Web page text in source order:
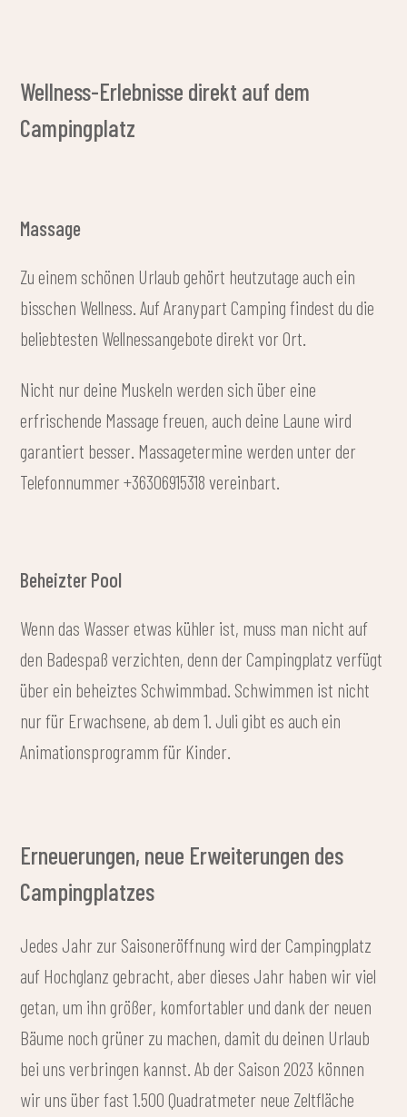
Wellness-Erlebnisse direkt auf dem
Campingplatz
Massage
Zu einem schönen Urlaub gehört heutzutage auch ein
bisschen Wellness. Auf Aranypart Camping findest du die
beliebtesten Wellnessangebote direkt vor Ort.
Nicht nur deine Muskeln werden sich über eine
erfrischende Massage freuen, auch deine Laune wird
garantiert besser. Massagetermine werden unter der
Telefonnummer +36306915318 vereinbart.
Beheizter Pool
Wenn das Wasser etwas kühler ist, muss man nicht auf
den Badespaß verzichten, denn der Campingplatz verfügt
über ein beheiztes Schwimmbad. Schwimmen ist nicht
nur für Erwachsene, ab dem 1. Juli gibt es auch ein
Animationsprogramm für Kinder.
Erneuerungen, neue Erweiterungen des
Campingplatzes
Jedes Jahr zur Saisoneröffnung wird der Campingplatz
auf Hochglanz gebracht, aber dieses Jahr haben wir viel
getan, um ihn größer, komfortabler und dank der neuen
Bäume noch grüner zu machen, damit du deinen Urlaub
bei uns verbringen kannst. Ab der Saison 2023 können
wir uns über fast 1.500 Quadratmeter neue Zeltfläche